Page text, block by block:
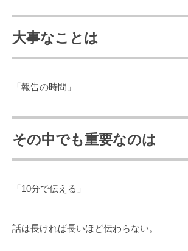
大事なことは
「報告の時間」
その中でも重要なのは
「10分で伝える」
話は長ければ長いほど伝わらない。